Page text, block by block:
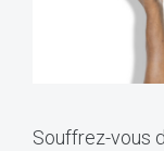
Souffrez-vous